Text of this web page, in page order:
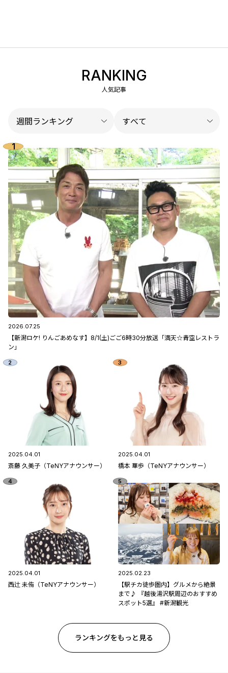
RANKING
人気記事
2026.07.25
【新潟ロケ! りんごあめなす】8/1(土)ごご6時30分放送「満天☆青空レストラ
ン」
2025.04.01
斎藤 久美子（TeNYアナウンサー）
2025.04.01
橋本 華歩（TeNYアナウンサー）
2025.04.01
西辻 未侑（TeNYアナウンサー）
2025.02.23
【駅チカ徒歩圏内】グルメから絶景
まで♪ 『越後湯沢駅周辺のおすすめ
スポット5選』 #新潟観光
ランキングをもっと見る